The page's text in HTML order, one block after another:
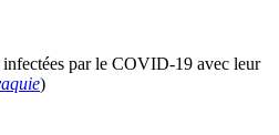
infectées par le COVID-19 avec leur
)